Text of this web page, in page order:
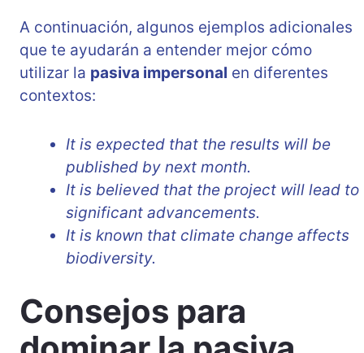
A continuación, algunos ejemplos adicionales
que te ayudarán a entender mejor cómo
utilizar la pasiva impersonal en diferentes
contextos:
It is expected that the results will be
published by next month.
It is believed that the project will lead to
significant advancements.
It is known that climate change affects
biodiversity.
Consejos para